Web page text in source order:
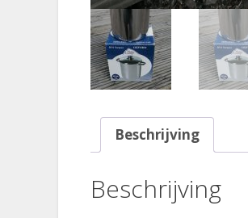
Beschrijving
Beschrijving